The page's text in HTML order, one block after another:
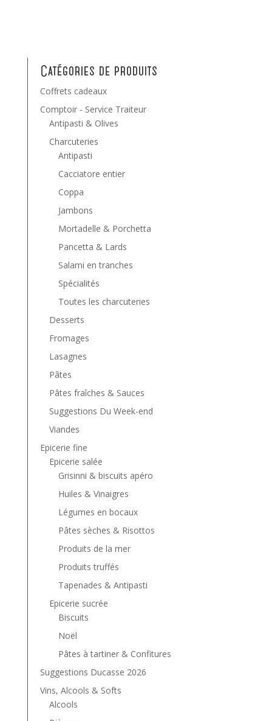
Catégories de produits
Coffrets cadeaux
Comptoir - Service Traiteur
Antipasti & Olives
Charcuteries
Antipasti
Cacciatore entier
Coppa
Jambons
Mortadelle & Porchetta
Pancetta & Lards
Salami en tranches
Spécialités
Toutes les charcuteries
Desserts
Fromages
Lasagnes
Pâtes
Pâtes fraîches & Sauces
Suggestions Du Week-end
Viandes
Epicerie fine
Epicerie salée
Grisinni & biscuits apéro
Huiles & Vinaigres
Légumes en bocaux
Pâtes sèches & Risottos
Produits de la mer
Produits truffés
Tapenades & Antipasti
Epicerie sucrée
Biscuits
Noël
Pâtes à tartiner & Confitures
Suggestions Ducasse 2026
Vins, Alcools & Softs
Alcools